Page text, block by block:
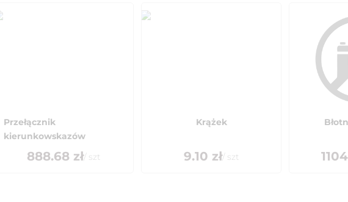
Przełącznik
kierunkowskazów
888.68 zł/ szt
Krążek
9.10 zł/ szt